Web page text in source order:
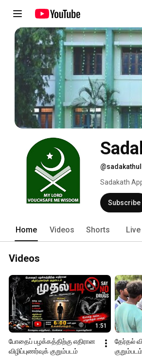
Sadakath
Subscribe
Home Videos Shorts Live
Videos
1:51
போதைப் பழக்கத்திற்கு எதிரான
விழிப்புணர்வுக் குறும்படம்
தேர்தல்
குறும்படம்